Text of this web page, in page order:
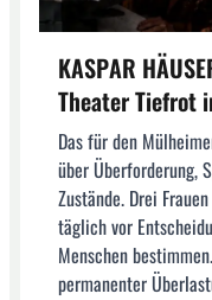
KASPAR
Theater Tiefrot
Das für den
über Überforderung,
Zustände. Drei
täglich vor
Menschen
permanenter